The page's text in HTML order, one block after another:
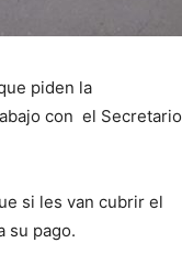
piden la
con el Secretario
si les van cubrir el
su pago.